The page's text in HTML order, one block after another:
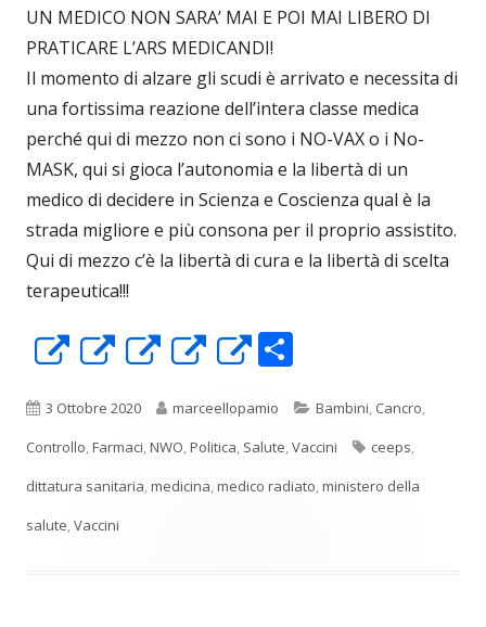
UN MEDICO NON SARA’ MAI E POI MAI LIBERO DI
PRATICARE L’ARS MEDICANDI!
Il momento di alzare gli scudi è arrivato e necessita di
una fortissima reazione dell’intera classe medica
perché qui di mezzo non ci sono i NO-VAX o i No-
MASK, qui si gioca l’autonomia e la libertà di un
medico di decidere in Scienza e Coscienza qual è la
strada migliore e più consona per il proprio assistito.
Qui di mezzo c’è la libertà di cura e la libertà di scelta
terapeutica!!!
Apre
una
nuova
finestra
Apre
una
nuova
finestra
Apre
una
nuova
finestra
Apre
una
nuova
finestra
Apre
una
nuova
finestra
n
di
vi
Pubblicato
3 Ottobre 2020 Autore
marceellopamio Categorie
Bambini, Cancro,
Controllo,Farmaci,NWO,Politica, Salute,Vaccini Tag
ceeps,
dittatura sanitaria,medicina,medico radiato,ministero della
salute,Vaccini